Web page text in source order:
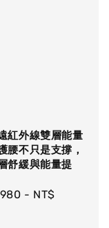
紅外線雙層能量
腰不只是支撐，
舒緩與能量提
- NT$